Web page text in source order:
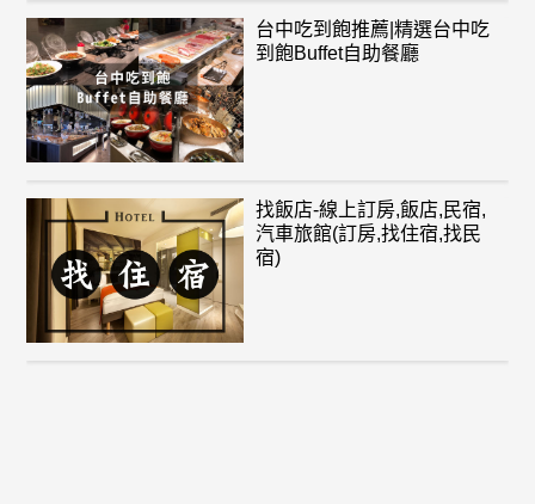
台中吃到飽推薦|精選台中吃
到飽Buffet自助餐廳
找飯店-線上訂房,飯店,民宿,
汽車旅館(訂房,找住宿,找民
宿)